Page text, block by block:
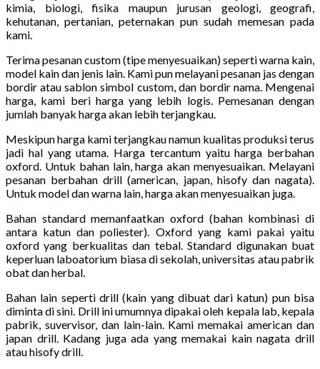
kimia, biologi, fisika maupun jurusan geologi, geografi,
kehutanan, pertanian, peternakan pun sudah memesan pada
kami.
Terima pesanan custom (tipe menyesuaikan) seperti warna kain,
model kain dan jenis lain. Kami pun melayani pesanan jas dengan
bordir atau sablon simbol custom, dan bordir nama. Mengenai
harga, kami beri harga yang lebih logis. Pemesanan dengan
jumlah banyak harga akan lebih terjangkau.
Meskipun harga kami terjangkau namun kualitas produksi terus
jadi hal yang utama. Harga tercantum yaitu harga berbahan
oxford. Untuk bahan lain, harga akan menyesuaikan. Melayani
pesanan berbahan drill (american, japan, hisofy dan nagata).
Untuk model dan warna lain, harga akan menyesuaikan juga.
Bahan standard memanfaatkan oxford (bahan kombinasi di
antara katun dan poliester). Oxford yang kami pakai yaitu
oxford yang berkualitas dan tebal. Standard digunakan buat
keperluan laboatorium biasa di sekolah, universitas atau pabrik
obat dan herbal.
Bahan lain seperti drill (kain yang dibuat dari katun) pun bisa
diminta di sini. Drill ini umumnya dipakai oleh kepala lab, kepala
pabrik, suvervisor, dan lain-lain. Kami memakai american dan
japan drill. Kadang juga ada yang memakai kain nagata drill
atau hisofy drill.